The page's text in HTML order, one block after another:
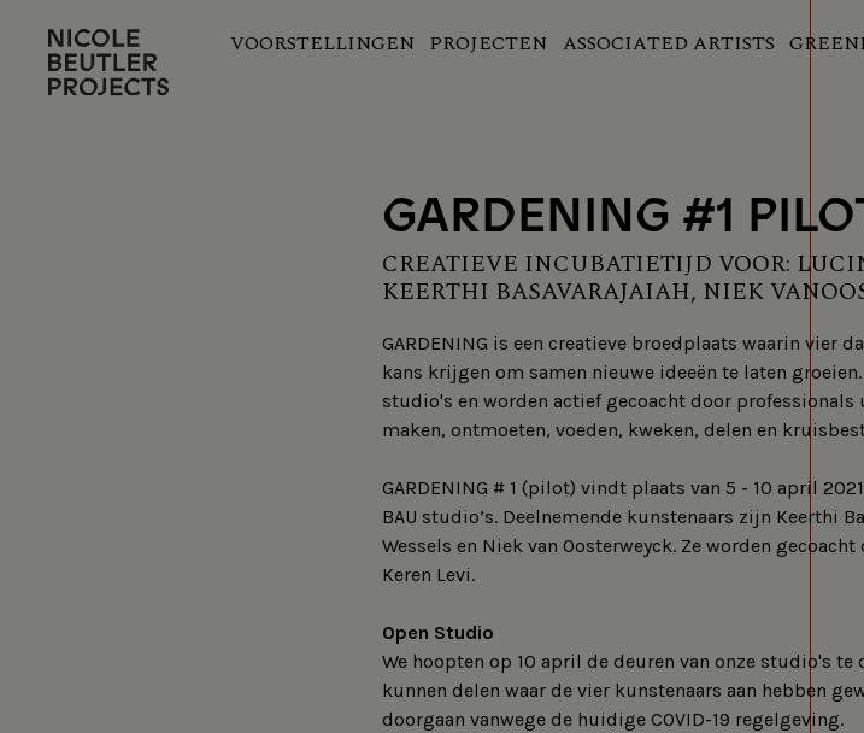
Overslaan
VOORSTELLINGEN PROJECTEN ASSOCIATED ARTISTS
GARDENING #1
CREATIEVE INCUBATIETIJD VOOR:
KEERTHI BASAVARAJAIAH, NIEK
GARDENING is een creatieve broedplaats waarin vier
kans krijgen om samen nieuwe ideeën te laten
studio's en worden actief gecoacht door professionals
maken, ontmoeten, voeden, kweken, delen en
GARDENING # 1 (pilot) vindt plaats van 5 - 10 april
BAU studio’s. Deelnemende kunstenaars zijn Keerthi
Wessels en Niek van Oosterweyck. Ze worden
Keren Levi.
Open Studio
We hoopten op 10 april de deuren van onze studio's
kunnen delen waar de vier kunstenaars aan hebben
doorgaan vanwege de huidige COVID-19 regelgeving.